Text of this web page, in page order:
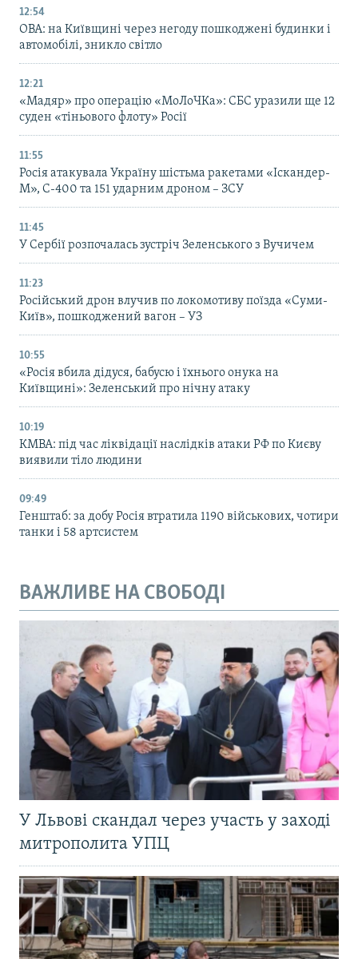
12:54
ОВА: на Київщині через негоду пошкоджені будинки і
автомобілі, зникло світло
12:21
«Мадяр» про операцію «МоЛоЧКа»: СБС уразили ще 12
суден «тіньового флоту» Росії
11:55
Росія атакувала Україну шістьма ракетами «Іскандер-
М», С-400 та 151 ударним дроном – ЗСУ
11:45
У Сербії розпочалась зустріч Зеленського з Вучичем
11:23
Російський дрон влучив по локомотиву поїзда «Суми-
Київ», пошкоджений вагон – УЗ
10:55
«Росія вбила дідуся, бабусю і їхнього онука на
Київщині»: Зеленський про нічну атаку
10:19
КМВА: під час ліквідації наслідків атаки РФ по Києву
виявили тіло людини
09:49
Генштаб: за добу Росія втратила 1190 військових, чотири
танки і 58 артсистем
ВАЖЛИВЕ НА СВОБОДІ
У Львові скандал через участь у заході
митрополита УПЦ